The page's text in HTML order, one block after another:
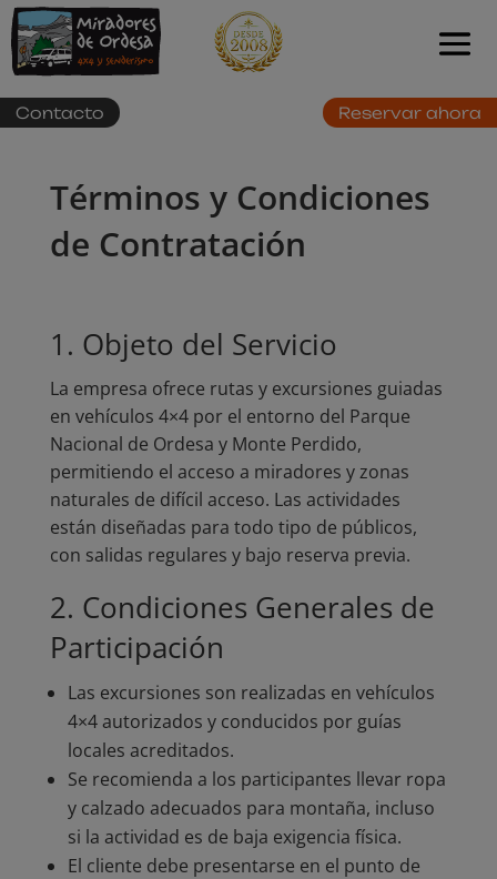
Términos y Condiciones
de Contratación
1. Objeto del Servicio
La empresa ofrece rutas y excursiones guiadas
en vehículos 4×4 por el entorno del Parque
Nacional de Ordesa y Monte Perdido,
permitiendo el acceso a miradores y zonas
naturales de difícil acceso. Las actividades
están diseñadas para todo tipo de públicos,
con salidas regulares y bajo reserva previa.
2. Condiciones Generales de
Participación
Las excursiones son realizadas en vehículos
4×4 autorizados y conducidos por guías
locales acreditados.
Se recomienda a los participantes llevar ropa
y calzado adecuados para montaña, incluso
si la actividad es de baja exigencia física.
El cliente debe presentarse en el punto de
Reservar ahora
Contacto